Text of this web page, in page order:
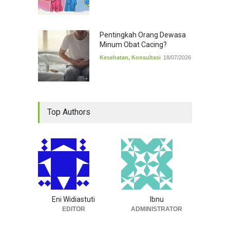
Pentingkah Orang Dewasa
Minum Obat Cacing?
Kesehatan, Konsultasi 18/07/2026
Top Authors
Eni Widiastuti
EDITOR
Ibnu
ADMINISTRATOR